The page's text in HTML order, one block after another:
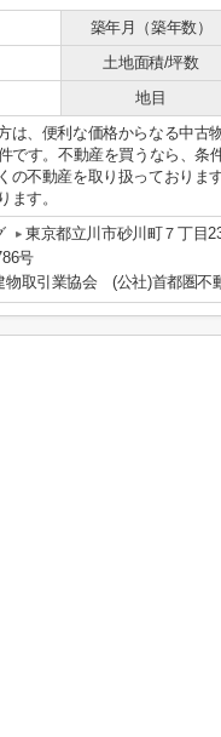
築年月（築年数）
土地面積/坪数
地目
は、便利な価格からなる中古
です。不動産を買うなら、条
の不動産を取り扱っておりま
ます。
東京都立川市砂川町７丁目
号
物取引業協会 (公社)首都圏不